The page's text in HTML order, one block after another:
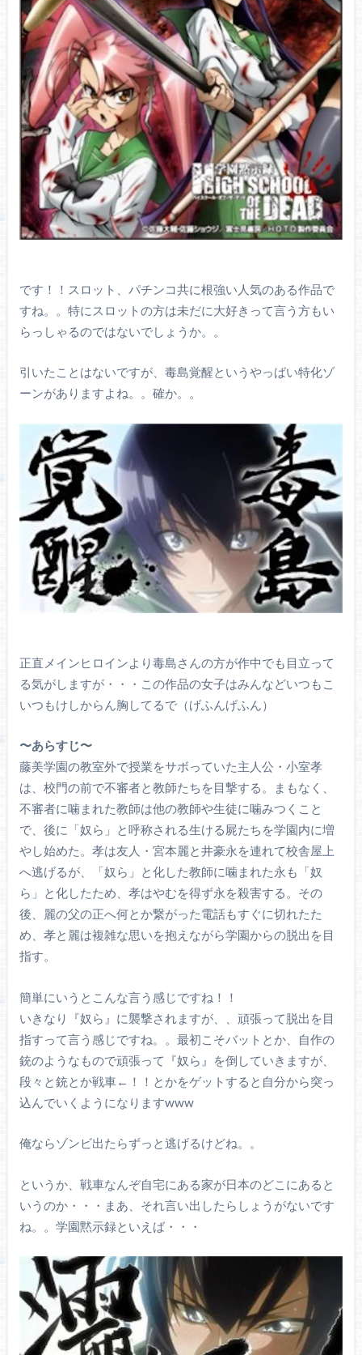
です！！スロット、パチンコ共に根強い人気のある作品で
すね。。特にスロットの方は未だに大好きって言う方もい
らっしゃるのではないでしょうか。。
引いたことはないですが、毒島覚醒というやっばい特化ゾ
ーンがありますよね。。確か。。
正直メインヒロインより毒島さんの方が作中でも目立って
る気がしますが・・・この作品の女子はみんなどいつもこ
いつもけしからん胸してるで（げふんげふん）
〜あらすじ〜
藤美学園の教室外で授業をサボっていた主人公・小室孝
は、校門の前で不審者と教師たちを目撃する。まもなく、
不審者に噛まれた教師は他の教師や生徒に噛みつくこと
で、後に「奴ら」と呼称される生ける屍たちを学園内に増
やし始めた。孝は友人・宮本麗と井豪永を連れて校舎屋上
へ逃げるが、「奴ら」と化した教師に噛まれた永も「奴
ら」と化したため、孝はやむを得ず永を殺害する。その
後、麗の父の正へ何とか繋がった電話もすぐに切れたた
め、孝と麗は複雑な思いを抱えながら学園からの脱出を目
指す。
簡単にいうとこんな言う感じですね！！
いきなり『奴ら』に襲撃されますが、、頑張って脱出を目
指すって言う感じですね。。最初こそバットとか、自作の
銃のようなもので頑張って『奴ら』を倒していきますが、
段々と銃とか戦車←！！とかをゲットすると自分から突っ
込んでいくようになりますwww
俺ならゾンビ出たらずっと逃げるけどね。。
というか、戦車なんぞ自宅にある家が日本のどこにあると
いうのか・・・まあ、それ言い出したらしょうがないです
ね。。学園黙示録といえば・・・